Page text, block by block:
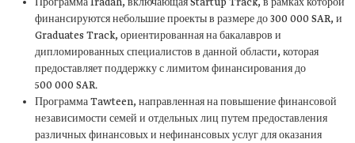
Программа Iradah, включающая Startup Track, в рамках которой
финансируются небольшие проекты в размере до 300 000 SAR, и
Graduates Track, ориентированная на бакалавров и
дипломированных специалистов в данной области, которая
предоставляет поддержку с лимитом финансирования до
500 000 SAR.
Программа Tawteen, направленная на повышение финансовой
независимости семей и отдельных лиц путем предоставления
различных финансовых и нефинансовых услуг для оказания